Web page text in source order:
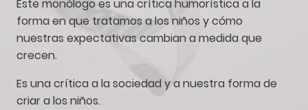
Este monólogo es una crítica humorística a la
forma en que tratamos a los niños y cómo
nuestras expectativas cambian a medida que
crecen.
Es una crítica a la sociedad y a nuestra forma de
criar a los niños.